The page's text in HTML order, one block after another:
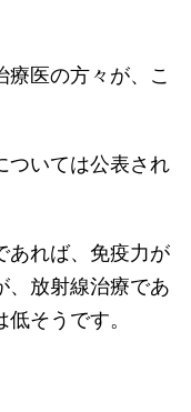
医の方々が、こ
ついては公表され
あれば、免疫力が
、放射線治療であ
そうです。